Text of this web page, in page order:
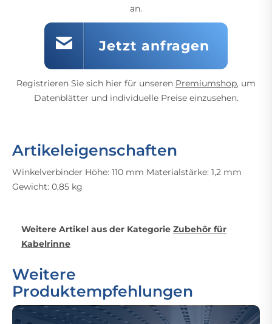
an.
Jetzt anfragen
Registrieren Sie sich hier für unseren Premiumshop, um
Datenblätter und individuelle Preise einzusehen.
Artikeleigenschaften
Winkelverbinder Höhe: 110 mm Materialstärke: 1,2 mm
Gewicht: 0,85 kg
Weitere Artikel aus der Kategorie Zubehör für
Kabelrinne
Weitere
Produktempfehlungen